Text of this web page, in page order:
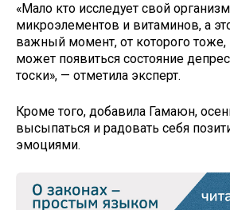
«Мало кто исследует свой
микроэлементов и витаминов, а
важный момент, от которого тоже,
может появиться состояние
тоски», — отметила эксперт.
Кроме того, добавила Гамаюн,
высыпаться и радовать себя
эмоциями.